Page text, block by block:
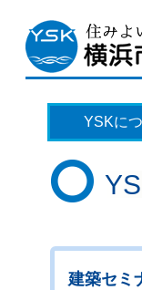
YSKに
建築セミ